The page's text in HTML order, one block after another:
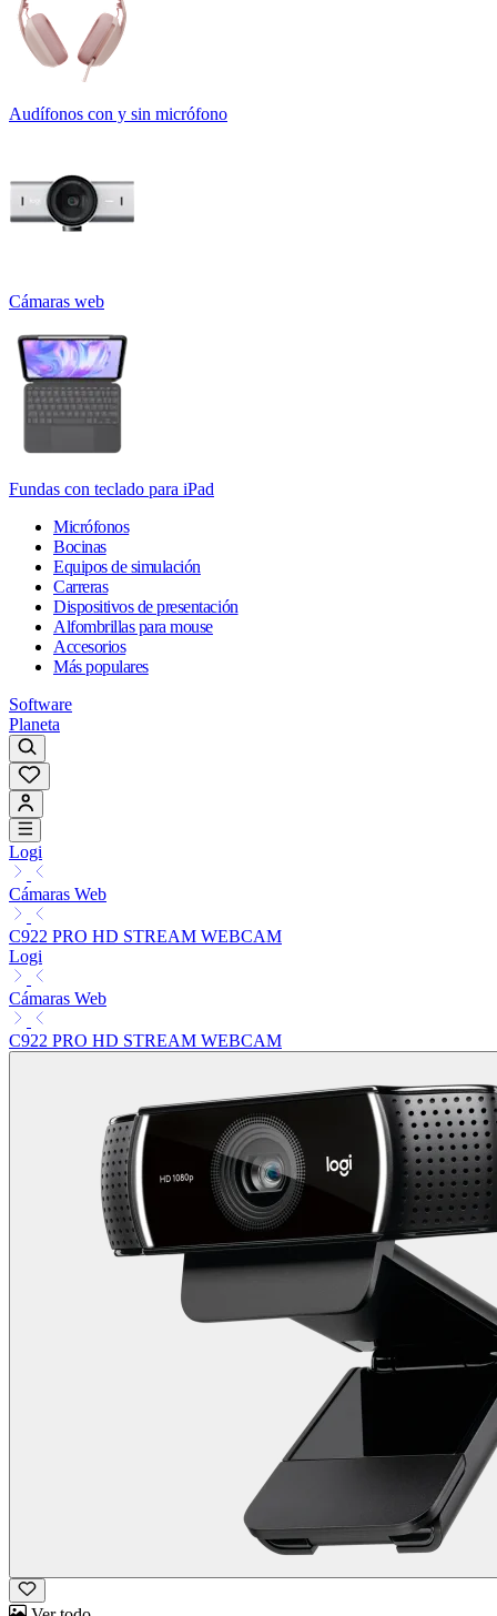
Audífonos con y sin micrófono
Cámaras web
Fundas con teclado para iPad
Micrófonos
Bocinas
Equipos de simulación
Carreras
Dispositivos de presentación
Alfombrillas para mouse
Accesorios
Más populares
Software
Planeta
Logi
Cámaras Web
C922 PRO HD STREAM WEBCAM
Logi
Cámaras Web
C922 PRO HD STREAM WEBCAM